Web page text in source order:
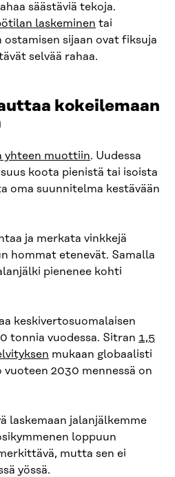
säästäviä tekoja.
laskeminen tai
sijaan ovat fiksuja
selvää rahaa.
kokeilemaan
yhteen muottiin. Uudessa
koota pienistä tai isoista
oma suunnitelma kestävään
ja merkata vinkkejä
hommat etenevät. Samalla
pienenee kohti
keskivertosuomalaisen
tonnia vuodessa. Sitran 1,5
mukaan globaalisti
2030 mennessä on
laskemaan jalanjälkemme
loppuun
mutta sen ei
yössä.